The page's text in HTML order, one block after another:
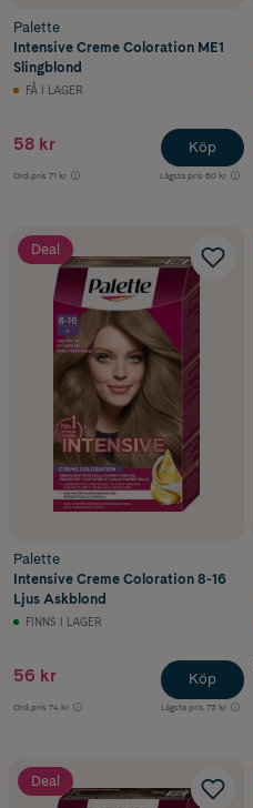
Palette
Intensive Creme Coloration ME1
Slingblond
FÅ I LAGER
58 kr
Ord.pris 71 kr Lägsta pris 60 kr
Köp
Deal
Palette
Intensive Creme Coloration 8-16
Ljus Askblond
FINNS I LAGER
56 kr
Ord.pris 74 kr Lägsta pris 73 kr
Köp
Deal